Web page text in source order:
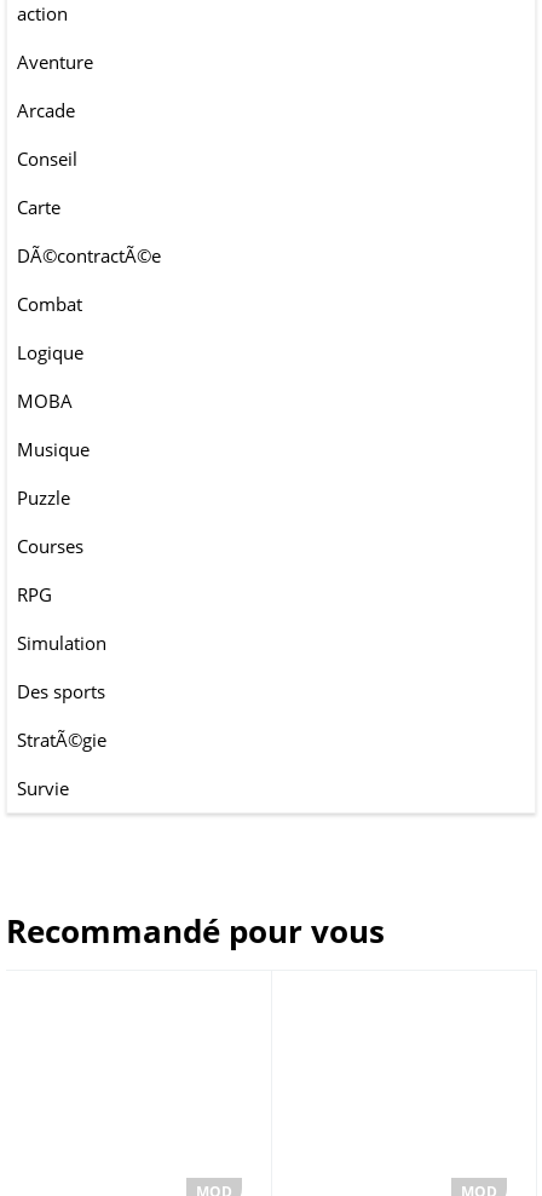
action
Aventure
Arcade
Conseil
Carte
DÃ©contractÃ©e
Combat
Logique
MOBA
Musique
Puzzle
Courses
RPG
Simulation
Des sports
StratÃ©gie
Survie
Recommandé pour vous